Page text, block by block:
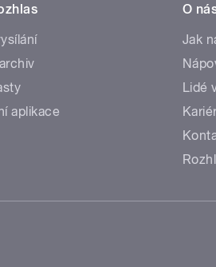
aplikace
O
Jak
Lidé